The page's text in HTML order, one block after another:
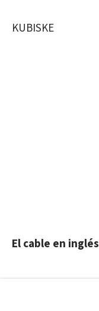
KUBISKE
El cable en inglés